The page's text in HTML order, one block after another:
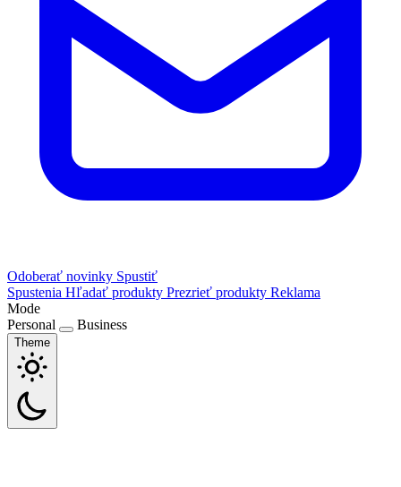
Odoberať novinky Spustiť
Spustenia Hľadať produkty Prezrieť produkty Reklama
Mode
Personal
Business
Theme